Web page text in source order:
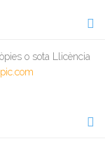
o sota Llicència